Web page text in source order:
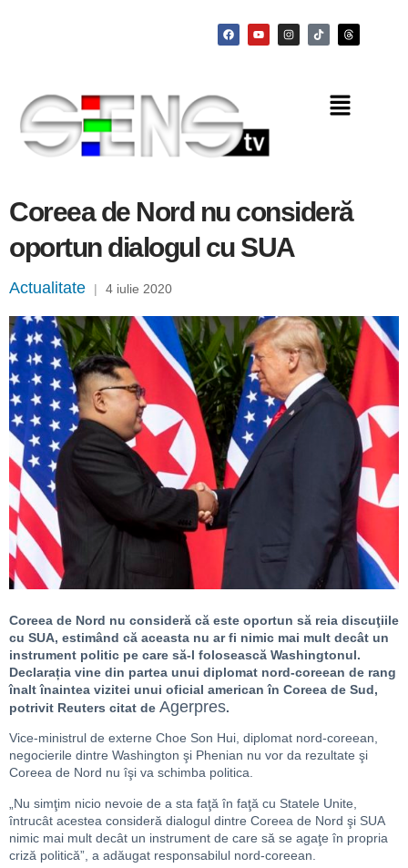
Coreea de Nord nu consideră
oportun dialogul cu SUA
Actualitate | 4 iulie 2020
Coreea de Nord nu consideră că este oportun să reia discuţiile
cu SUA, estimând că aceasta nu ar fi nimic mai mult decât un
instrument politic pe care să-l folosească Washingtonul.
Declarația vine din partea unui diplomat nord-coreean de rang
înalt înaintea vizitei unui oficial american în Coreea de Sud,
potrivit Reuters citat de Agerpres.
Vice-ministrul de externe Choe Son Hui, diplomat nord-coreean,
negocierile dintre Washington şi Phenian nu vor da rezultate şi
Coreea de Nord nu îşi va schimba politica.
„Nu simţim nicio nevoie de a sta faţă în faţă cu Statele Unite,
întrucât acestea consideră dialogul dintre Coreea de Nord şi SUA
nimic mai mult decât un instrument de care să se agaţe în propria
criză politică”, a adăugat responsabilul nord-coreean.